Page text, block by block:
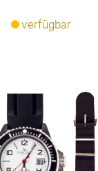
verfügbar